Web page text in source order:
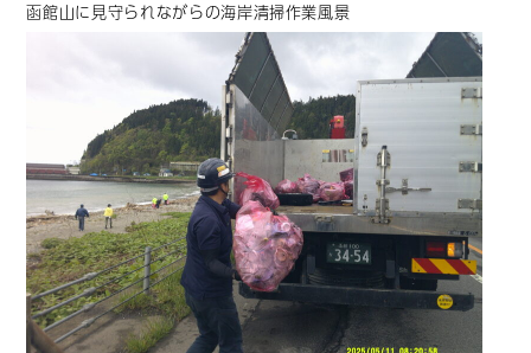
函館山に見守られながらの海岸清掃作業風景